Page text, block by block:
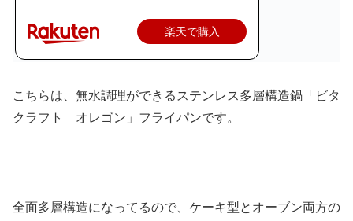
楽天で購入
こちらは、無水調理ができるステンレス多層構造鍋「ビタ
クラフト オレゴン」フライパンです。
全面多層構造になってるので、ケーキ型とオーブン両方の